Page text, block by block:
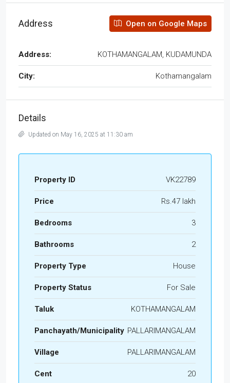
Address Open on Google Maps
Address: KOTHAMANGALAM, KUDAMUNDA
City: Kothamangalam
Details
Updated on May 16, 2025 at 11:30 am
Property ID VK22789
Price Rs.47 lakh
Bedrooms 3
Bathrooms 2
Property Type House
Property Status For Sale
Taluk KOTHAMANGALAM
Panchayath/Municipality PALLARIMANGALAM
Village PALLARIMANGALAM
Cent 20